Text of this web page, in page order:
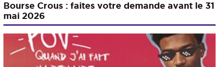
Bourse Crous : faites votre demande avant le 31
mai 2026